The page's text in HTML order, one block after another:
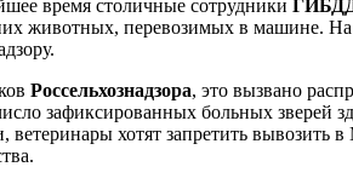
время столичные сотрудники
животных, перевозимых в машине. На
Россельхознадзора, это вызвано
зафиксированных больных зверей
ветеринары хотят запретить